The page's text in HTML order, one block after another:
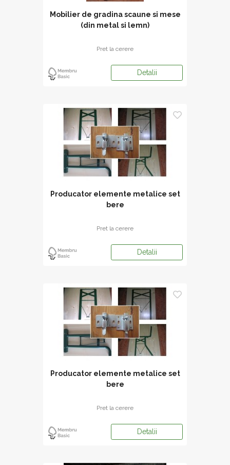
Mobilier de gradina scaune si mese
(din metal si lemn)
Pret la cerere
Detalii
Producator elemente metalice set
bere
Pret la cerere
Detalii
Producator elemente metalice set
bere
Pret la cerere
Detalii